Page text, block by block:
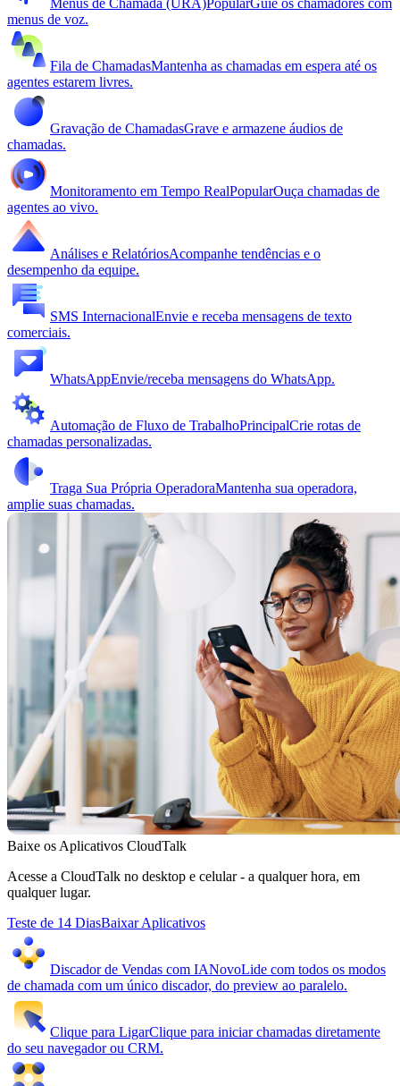
Menus de Chamada (URA)PopularGuie os chamadores com
menus de voz.
Fila de ChamadasMantenha as chamadas em espera até os
agentes estarem livres.
Gravação de ChamadasGrave e armazene áudios de
chamadas.
Monitoramento em Tempo RealPopularOuça chamadas de
agentes ao vivo.
Análises e RelatóriosAcompanhe tendências e o
desempenho da equipe.
SMS InternacionalEnvie e receba mensagens de texto
comerciais.
WhatsAppEnvie/receba mensagens do WhatsApp.
Automação de Fluxo de TrabalhoPrincipalCrie rotas de
chamadas personalizadas.
Traga Sua Própria OperadoraMantenha sua operadora,
amplie suas chamadas.
Baixe os Aplicativos CloudTalk
Acesse a CloudTalk no desktop e celular - a qualquer hora, em
qualquer lugar.
Teste de 14 DiasBaixar Aplicativos
Discador de Vendas com IANovoLide com todos os modos
de chamada com um único discador, do preview ao paralelo.
Clique para LigarClique para iniciar chamadas diretamente
do seu navegador ou CRM.